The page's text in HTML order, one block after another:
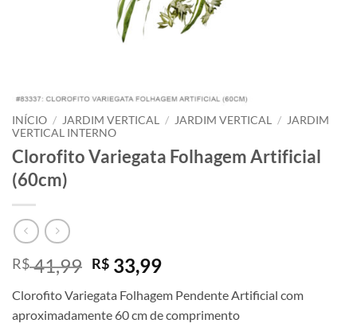
INÍCIO / JARDIM VERTICAL / JARDIM VERTICAL /
JARDIM
VERTICAL INTERNO
Clorofito Variegata Folhagem Artificial
(60cm)
R$41,99 O
preço
original
era:
R$ 33,99O
atual
é:
Clorofito Variegata Folhagem Pendente Artificial com
aproximadamente 60 cm de comprimento